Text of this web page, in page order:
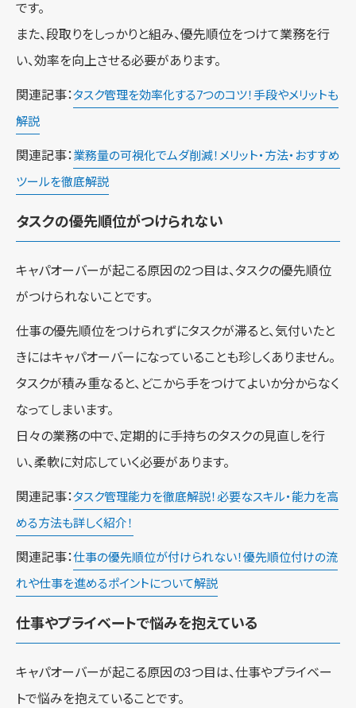
です。
また、段取りをしっかりと組み、優先順位をつけて業務を行
い、効率を向上させる必要があります。
関連記事：タスク管理を効率化する7つのコツ！手段やメリットも
解説
関連記事： 業務量の可視化でムダ削減！メリット・方法・おすすめ
ツールを徹底解説
タスクの優先順位がつけられない
キャパオーバーが起こる原因の2つ目は、タスクの優先順位
がつけられないことです。
仕事の優先順位をつけられずにタスクが滞ると、気付いたと
きにはキャパオーバーになっていることも珍しくありません。
タスクが積み重なると、どこから手をつけてよいか分からなく
なってしまいます。
日々の業務の中で、定期的に手持ちのタスクの見直しを行
い、柔軟に対応していく必要があります。
関連記事：タスク管理能力を徹底解説！必要なスキル・能力を高
める方法も詳しく紹介！
関連記事：仕事の優先順位が付けられない！優先順位付けの流
れや仕事を進めるポイントについて解説
仕事やプライベートで悩みを抱えている
キャパオーバーが起こる原因の3つ目は、仕事やプライベー
トで悩みを抱えていることです。